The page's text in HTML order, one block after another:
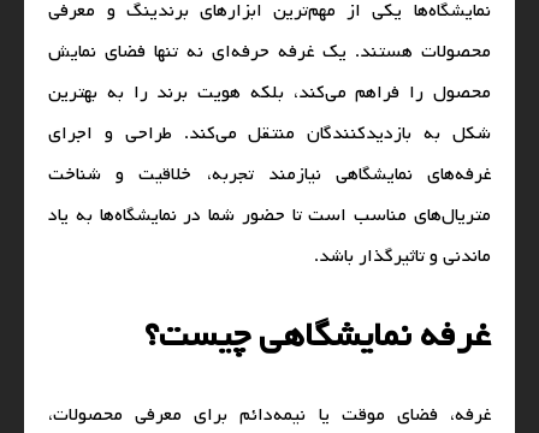
نمایشگاه‌ها یکی از مهم‌ترین ابزارهای برندینگ و معرفی
محصولات هستند. یک غرفه حرفه‌ای نه تنها فضای نمایش
محصول را فراهم می‌کند، بلکه هویت برند را به بهترین
شکل به بازدیدکنندگان منتقل می‌کند. طراحی و اجرای
غرفه‌های نمایشگاهی نیازمند تجربه، خلاقیت و شناخت
متریال‌های مناسب است تا حضور شما در نمایشگاه‌ها به یاد
ماندنی و تاثیرگذار باشد.
غرفه نمایشگاهی چیست؟
غرفه، فضای موقت یا نیمه‌دائم برای معرفی محصولات،